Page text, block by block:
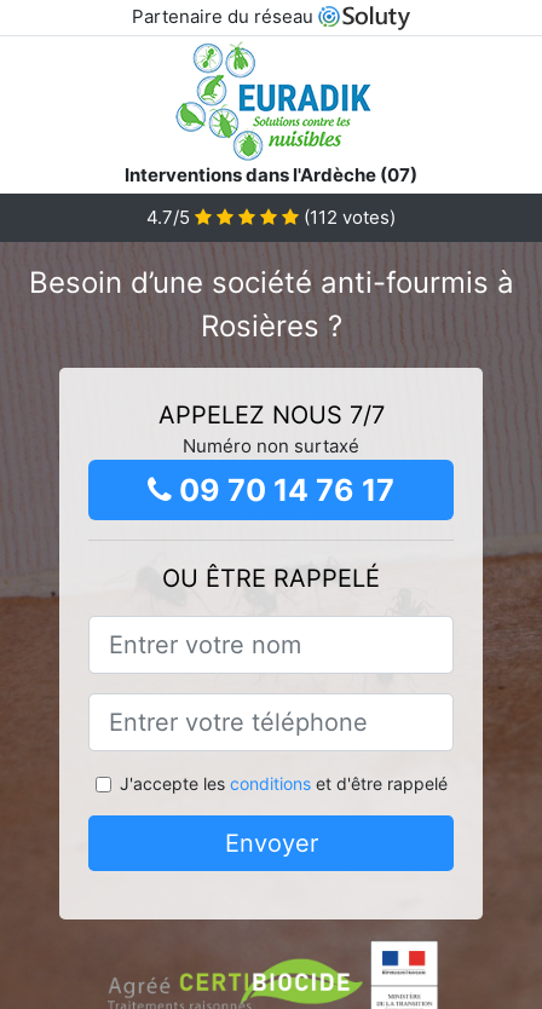
Partenaire du réseau
Interventions dans l'Ardèche (07)
4.7/5
(112 votes)
Besoin d’une société anti-fourmis à
Rosières ?
APPELEZ NOUS 7/7
Numéro non surtaxé
09 70 14 76 17
OU ÊTRE RAPPELÉ
J'accepte les conditionset d'être rappelé
Envoyer